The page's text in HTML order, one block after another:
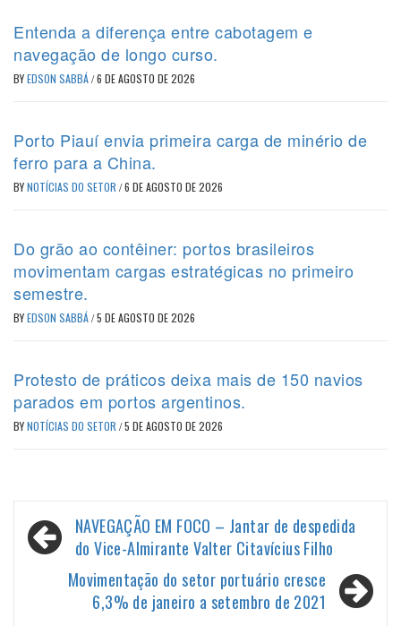
Entenda a diferença entre cabotagem e
navegação de longo curso.
BYEDSON SABBÁ/6 DE AGOSTO DE 2026
Porto Piauí envia primeira carga de minério de
ferro para a China.
BYNOTÍCIAS DO SETOR /6 DE AGOSTO DE 2026
Do grão ao contêiner: portos brasileiros
movimentam cargas estratégicas no primeiro
semestre.
BYEDSON SABBÁ/5 DE AGOSTO DE 2026
Protesto de práticos deixa mais de 150 navios
parados em portos argentinos.
BYNOTÍCIAS DO SETOR /5 DE AGOSTO DE 2026
Navegação
de
Post
NAVEGAÇÃO EM FOCO – Jantar de despedida
do Vice-Almirante Valter Citavícius Filho
Movimentação do setor portuário cresce
6,3% de janeiro a setembro de 2021